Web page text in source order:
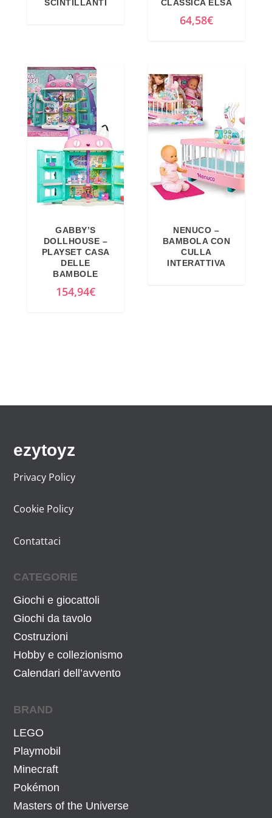
4
,
9
9
€
.
SCINTILLANTI
CLASSICA ELSA
64,58€
GABBY’S
DOLLHOUSE –
PLAYSET CASA
DELLE
BAMBOLE
154,94€
NENUCO –
BAMBOLA CON
CULLA
INTERATTIVA
ezytoyz
Privacy Policy
Cookie Policy
Contattaci
CATEGORIE
Giochi e giocattoli
Giochi da tavolo
Costruzioni
Hobby e collezionismo
Calendari dell’avvento
BRAND
LEGO
Playmobil
Minecraft
Pokémon
Masters of the Universe